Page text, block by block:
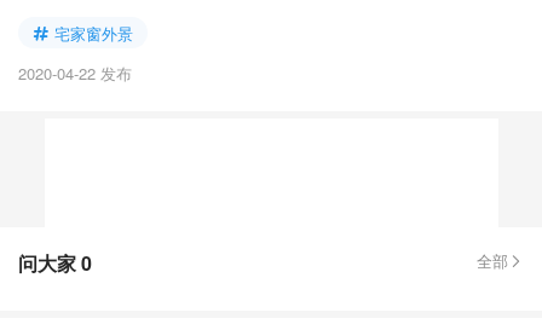
宅家窗外景
2020-04-22 发布
问大家0 全部